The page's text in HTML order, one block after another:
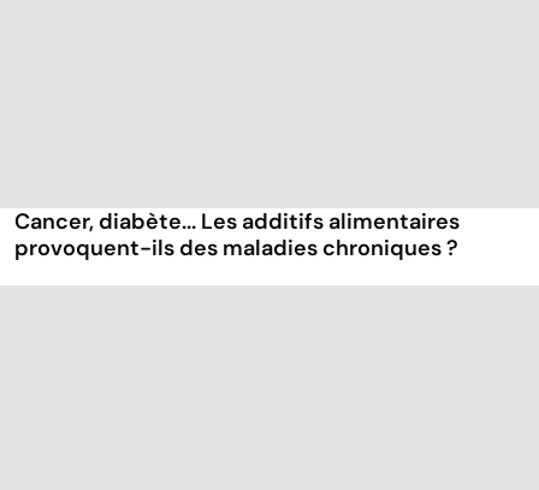
Cancer, diabète... Les additifs alimentaires
provoquent-ils des maladies chroniques ?